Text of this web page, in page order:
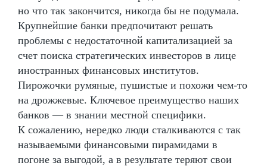
но что так закончится, никогда бы не подумала.
Крупнейшие банки предпочитают решать
проблемы с недостаточной капитализацией за
счет поиска стратегических инвесторов в лице
иностранных финансовых институтов.
Пирожочки румяные, пушистые и похожи чем-то
на дрожжевые. Ключевое преимущество наших
банков — в знании местной специфики.
К сожалению, нередко люди сталкиваются с так
называемыми финансовыми пирамидами в
погоне за выгодой, а в результате теряют свои